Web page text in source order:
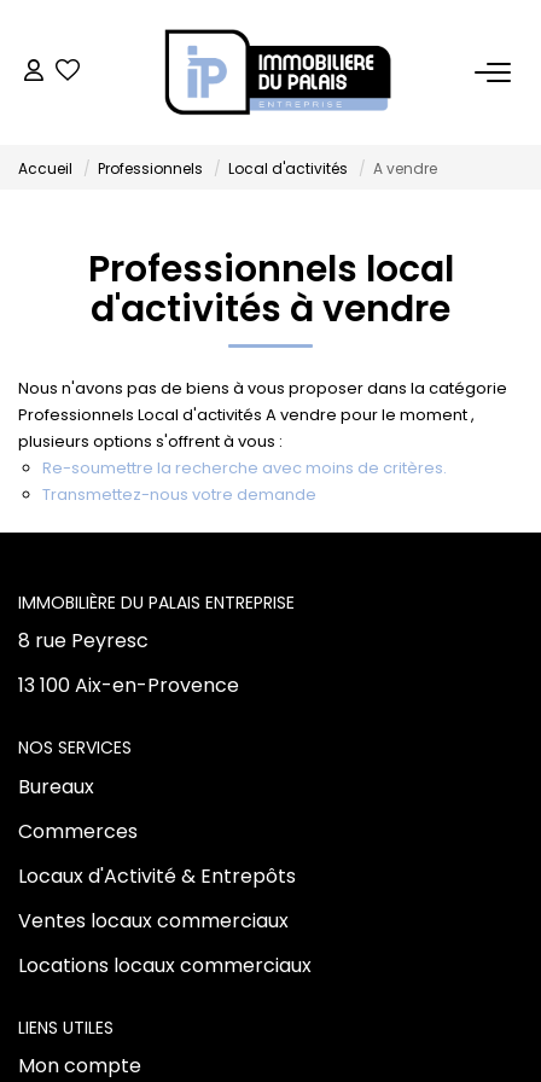
BUREAUX
Bureaux À Vendre
COMMERCES
Location Locaux Commerciaux
Murs
LOCAUX D'ACTIVITÉS
Qui Sommes Nous
Notre Équipe
Accueil Professionnels Local d'activités A vendre
Professionnels local
d'activités à vendre
Nous n'avons pas de biens à vous proposer dans la catégorie
Professionnels Local d'activités A vendre pour le moment ,
plusieurs options s'offrent à vous :
Re-soumettre la recherche avec moins de critères.
Transmettez-nous votre demande
L'AGENCE
8 rue Peyresc
13 100 Aix-en-Provence
NOS SERVICES
Bureaux
Commerces
Locaux d'Activité & Entrepôts
Ventes locaux commerciaux
Locations locaux commerciaux
LIENS UTILES
Mon compte